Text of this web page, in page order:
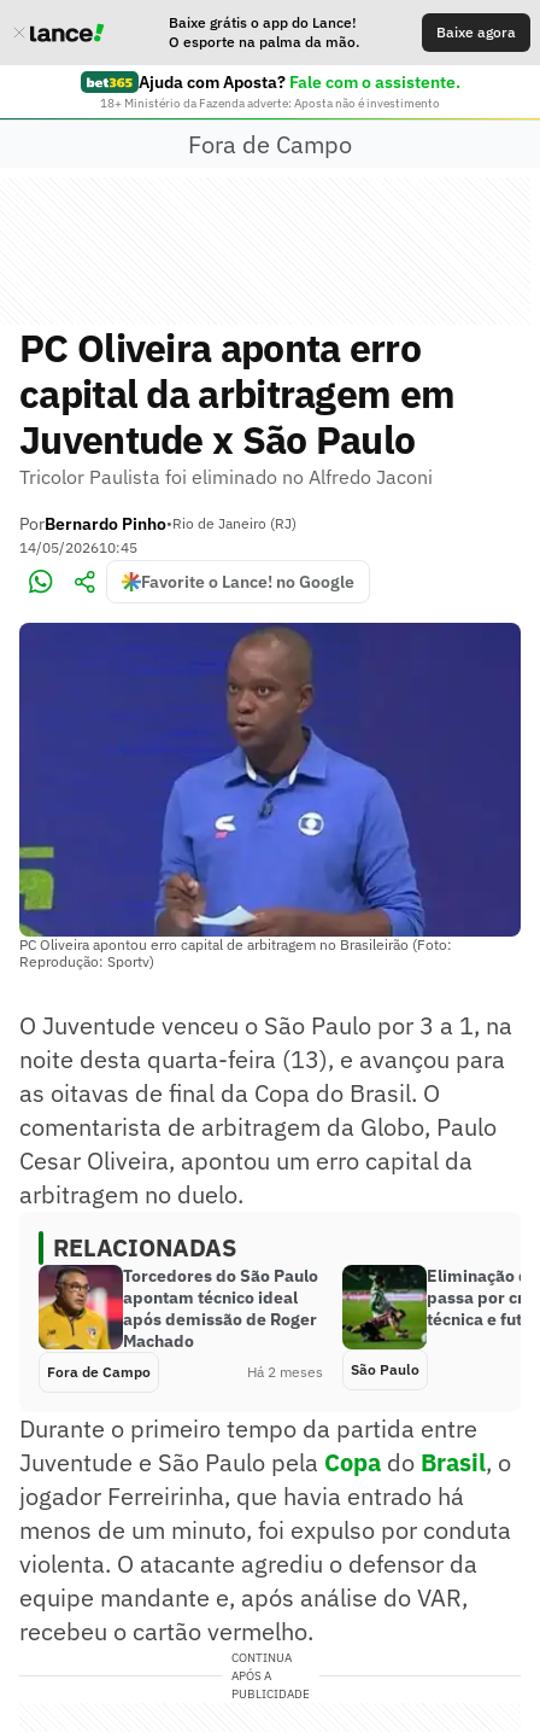
Baixe grátis o app do Lance!
O esporte na palma da mão.
Baixe agora
Ajuda com Aposta? Fale com o assistente.
18+ Ministério da Fazenda adverte: Aposta não é investimento
Fora de Campo
PC Oliveira aponta erro
capital da arbitragem em
Juventude x São Paulo
Tricolor Paulista foi eliminado no Alfredo Jaconi
PorBernardo Pinho•Rio de Janeiro (RJ)
14/05/202610:45
Favorite o Lance! no Google
PC Oliveira apontou erro capital de arbitragem no Brasileirão (Foto:
Reprodução: Sportv)
O Juventude venceu o São Paulo por 3 a 1, na
noite desta quarta-feira (13), e avançou para
as oitavas de final da Copa do Brasil. O
comentarista de arbitragem da Globo, Paulo
Cesar Oliveira, apontou um erro capital da
arbitragem no duelo.
RELACIONADAS
Torcedores do São Paulo
apontam técnico ideal
após demissão de Roger
Machado
Fora de Campo Há 2 meses
Eliminação
passa por
técnica e
São Paulo
Durante o primeiro tempo da partida entre
Juventude e São Paulo pela Copa do Brasil, o
jogador Ferreirinha, que havia entrado há
menos de um minuto, foi expulso por conduta
violenta. O atacante agrediu o defensor da
equipe mandante e, após análise do VAR,
recebeu o cartão vermelho.
CONTINUA
APÓS A
PUBLICIDADE